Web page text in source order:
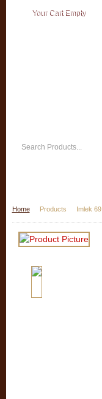
Your Cart Empty
Home Products Imlek 69